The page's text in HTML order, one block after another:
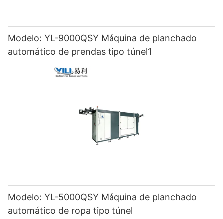
Modelo: YL-9000QSY Máquina de planchado
automático de prendas tipo túnel1
Modelo: YL-5000QSY Máquina de planchado
automático de ropa tipo túnel